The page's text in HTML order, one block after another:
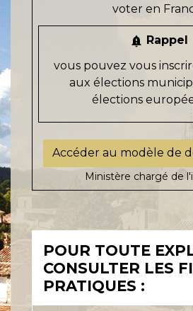
voter en
notification_important Rappel
vous pouvez vous
aux élections
élections
Accéder au modèle de
Ministère chargé de
POUR TOUTE
CONSULTER LES
PRATIQUES :